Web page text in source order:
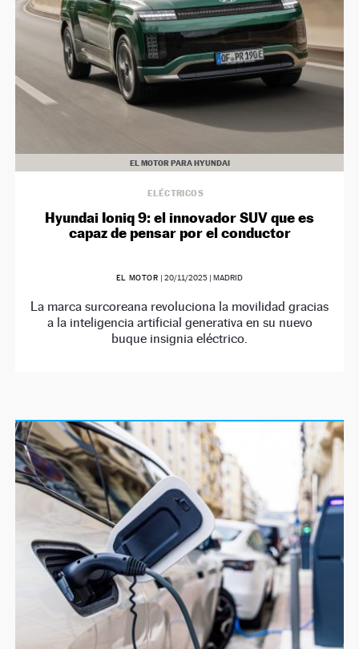
EL MOTOR PARA HYUNDAI
ELÉCTRICOS
Hyundai Ioniq 9: el innovador SUV que es
capaz de pensar por el conductor
EL MOTOR |20/11/2025 | MADRID
La marca surcoreana revoluciona la movilidad gracias
a la inteligencia artificial generativa en su nuevo
buque insignia eléctrico.